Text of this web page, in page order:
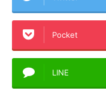
Pocket
LINE